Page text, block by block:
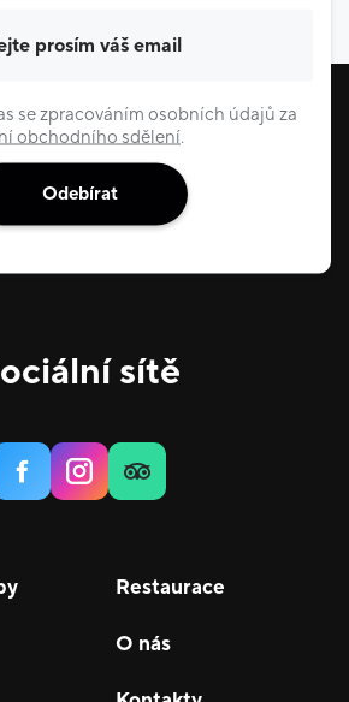
se zpracováním osobních údajů za
obchodního sdělení.
Odebírat
sítě
Restaurace
O nás